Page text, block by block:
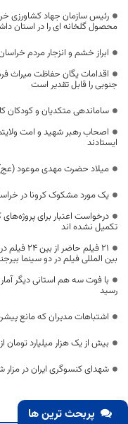
محصول گلخانه ای را در استان
ابراز خشم و انزجار مردم
اقدامات یگان حفاظت میراث‌
جنوبی را قابل‌ تقدیر است
ساماندهی متکدیان و کودکان
اصحاب رهبر شهید و امت
ایستادند
میلاد حضرت مهدی موعود
یک مورد مشکوک کرونا در
تکمیل نشده اند
21 فیلم‌
بین المللی فیلم در دو سینما
رسید
اشتباهات مدیران که مانع
بیش از یک هزار میلیارد تومان
شهدای کنسوگری ایران در
پربحث ترین ها